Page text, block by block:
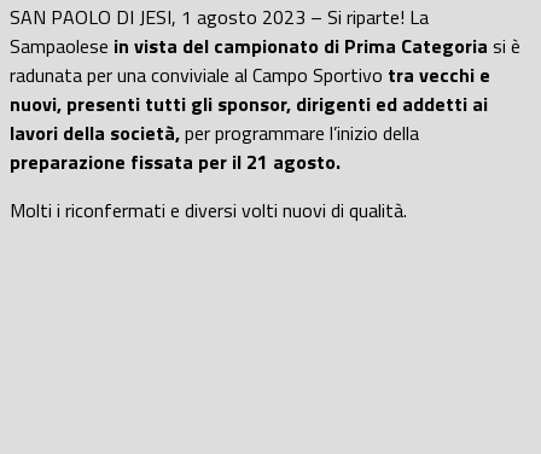
SAN PAOLO DI JESI, 1 agosto 2023 – Si riparte! La
Sampaolese in vista del campionato di Prima Categoria si è
radunata per una conviviale al Campo Sportivo tra vecchi e
nuovi, presenti tutti gli sponsor, dirigenti ed addetti ai
lavori della società,per programmare l’inizio della
preparazione fissata per il 21 agosto.
Molti i riconfermati e diversi volti nuovi di qualità.